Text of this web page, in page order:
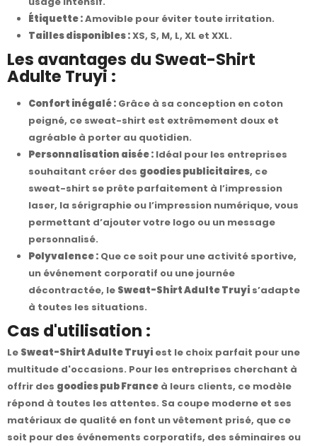
Étiquette :Amovible pour éviter toute irritation.
Tailles disponibles :XS, S, M, L, XL et XXL.
Les avantages du Sweat-Shirt
Adulte Truyi :
Confort inégalé : Grâce à sa conception en coton
peigné, ce sweat-shirt est extrêmement doux et
agréable à porter au quotidien.
Personnalisation aisée : Idéal pour les entreprises
souhaitant créer des goodies publicitaires, ce
sweat-shirt se prête parfaitement à l’impression
laser, la sérigraphie ou l’impression numérique, vous
permettant d’ajouter votre logo ou un message
personnalisé.
Polyvalence : Que ce soit pour une activité sportive,
un événement corporatif ou une journée
décontractée, le Sweat-Shirt Adulte Truyi s’adapte
à toutes les situations.
Cas d'utilisation :
Le Sweat-Shirt Adulte Truyi est le choix parfait pour une
multitude d'occasions. Pour les entreprises cherchant à
offrir des goodies pub France à leurs clients, ce modèle
répond à toutes les attentes. Sa coupe moderne et ses
matériaux de qualité en font un vêtement prisé, que ce
soit pour des événements corporatifs, des séminaires ou